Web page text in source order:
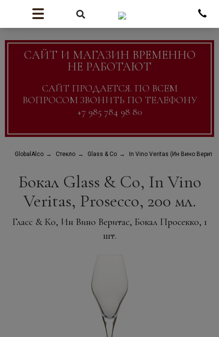
САЙТ И МАГАЗИН ВРЕМЕННО
НЕ РАБОТАЮТ
САЙТ ПРОДАЕТСЯ. ПО ВСЕМ
ВОПРОСОМ ЗВОНИТЬ ПО ТЕЛЕФОНУ
+7 985 784 98 80
GlobalAlco Стекло Glass & Co In Vino Veritas (Ин Вино
Бокал Glass & Co, In Vino
Veritas, Prosecco, 200 мл.
Гласс & Ко, Ин Вино Веритас, Бокал Просекко, 1
шт.